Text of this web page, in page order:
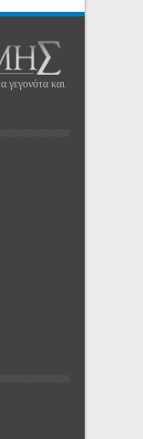
γεγονότα και